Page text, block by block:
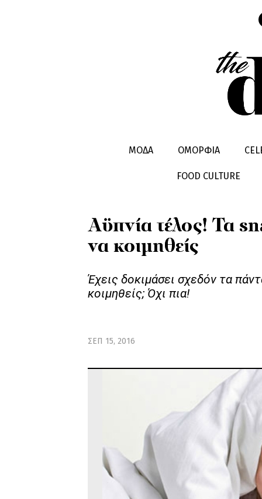
ΜΟΔΑ ΟΜΟΡΦΙΑ
FOOD CULTURE
HEALTHY LIVING ΥΓΕΙΑ
Αϋπνία τέλος! Τα
να κοιμηθείς
Έχεις δοκιμάσει σχεδόν τα
κοιμηθείς; Όχι πια!
ΣΕΠ 15, 2016